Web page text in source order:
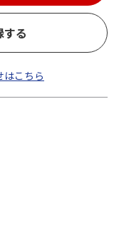
する
はこちら